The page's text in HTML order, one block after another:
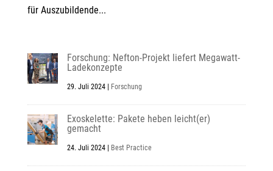
für Auszubildende...
Forschung: Nefton-Projekt liefert Megawatt-
Ladekonzepte
29. Juli 2024| Forschung
Exoskelette: Pakete heben leicht(er)
gemacht
24. Juli 2024| Best Practice